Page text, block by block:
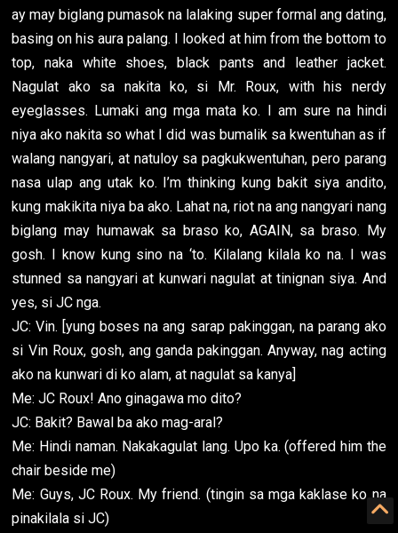
ay may biglang pumasok na lalaking super formal ang dating,
basing on his aura palang. I looked at him from the bottom to
top, naka white shoes, black pants and leather jacket.
Nagulat ako sa nakita ko, si Mr. Roux, with his nerdy
eyeglasses. Lumaki ang mga mata ko. I am sure na hindi
niya ako nakita so what I did was bumalik sa kwentuhan as if
walang nangyari, at natuloy sa pagkukwentuhan, pero parang
nasa ulap ang utak ko. I’m thinking kung bakit siya andito,
kung makikita niya ba ako. Lahat na, riot na ang nangyari nang
biglang may humawak sa braso ko, AGAIN, sa braso. My
gosh. I know kung sino na ‘to. Kilalang kilala ko na. I was
stunned sa nangyari at kunwari nagulat at tinignan siya. And
yes, si JC nga.
JC: Vin. [yung boses na ang sarap pakinggan, na parang ako
si Vin Roux, gosh, ang ganda pakinggan. Anyway, nag acting
ako na kunwari di ko alam, at nagulat sa kanya]
Me: JC Roux! Ano ginagawa mo dito?
JC: Bakit? Bawal ba ako mag-aral?
Me: Hindi naman. Nakakagulat lang. Upo ka. (offered him the
chair beside me)
Me: Guys, JC Roux. My friend. (tingin sa mga kaklase ko na
pinakilala si JC)